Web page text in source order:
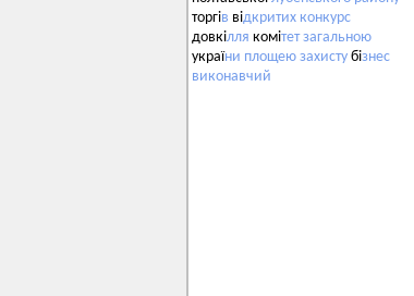
торгів відкритих конкурс
довкілля комітет загальною
україни площею захисту бізнес
виконавчий